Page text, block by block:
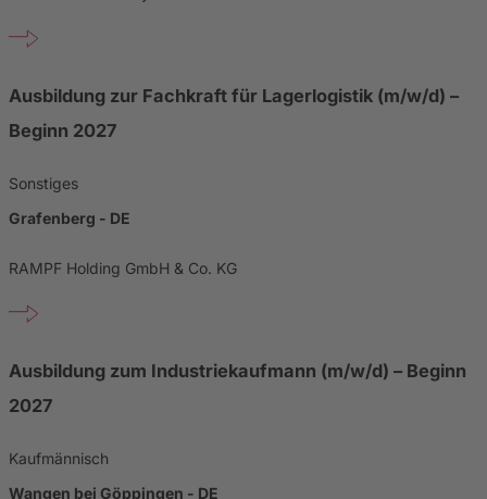
Ausbildung zur Fachkraft für Lagerlogistik (m/w/d) –
Beginn 2027
Sonstiges
Grafenberg - DE
RAMPF Holding GmbH & Co. KG
Ausbildung zum Industriekaufmann (m/w/d) – Beginn
2027
Kaufmännisch
Wangen bei Göppingen - DE